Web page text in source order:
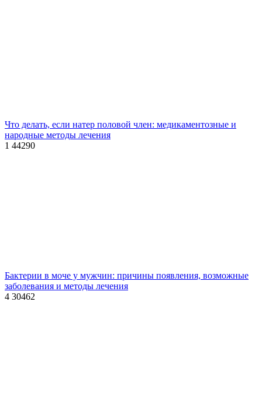
Что делать, если натер половой член: медикаментозные и
народные методы лечения
1 44290
Бактерии в моче у мужчин: причины появления, возможные
заболевания и методы лечения
4 30462